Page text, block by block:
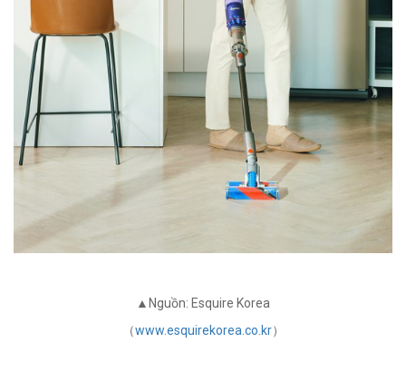
▲Nguồn: Esquire Korea
（www.esquirekorea.co.kr）